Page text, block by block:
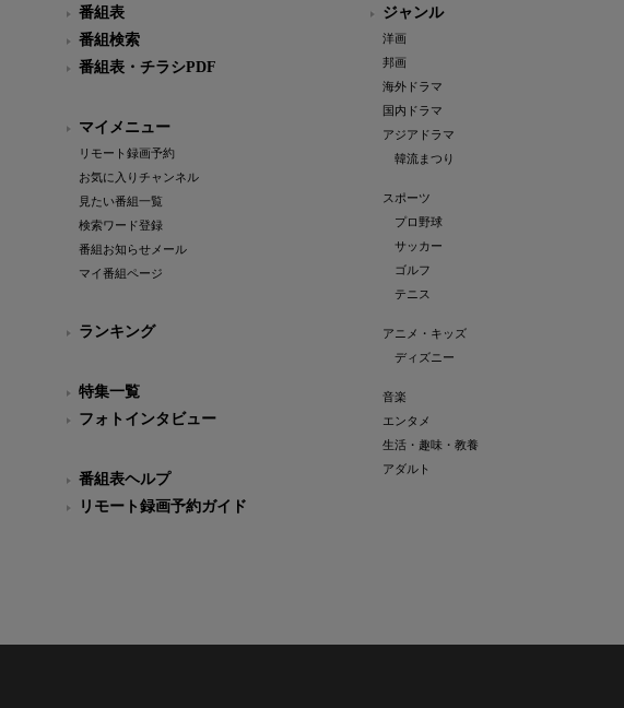
番組表
番組検索
番組表・チラシPDF
マイメニュー
リモート録画予約
お気に入りチャンネル
見たい番組一覧
検索ワード登録
番組お知らせメール
マイ番組ページ
ランキング
特集一覧
フォトインタビュー
番組表ヘルプ
リモート録画予約ガイド
ジャンル
洋画
邦画
海外ドラマ
国内ドラマ
アジアドラマ
韓流まつり
スポーツ
プロ野球
サッカー
ゴルフ
テニス
アニメ・キッズ
ディズニー
音楽
エンタメ
生活・趣味・教養
アダルト